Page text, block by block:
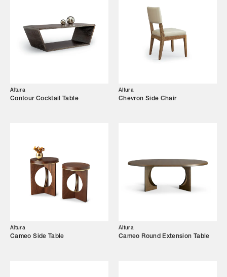
Altura
Contour Cocktail Table
Altura
Chevron Side Chair
Altura
Cameo Side Table
Altura
Cameo Round Extension Table